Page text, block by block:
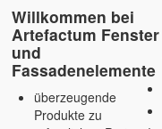
Glas / Sprossen / Läden
Türen
Garagentore
Sonnenschutz
Willkommen bei
Artefactum Fenster
und
Fassadenelemente
überzeugende
Produkte zu